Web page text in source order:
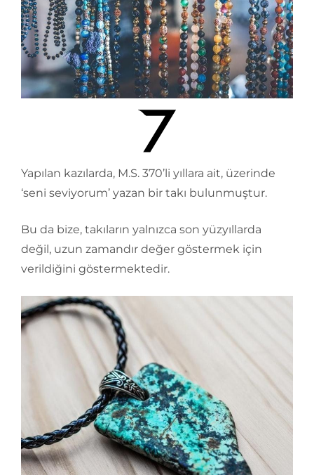
Yapılan kazılarda, M.S. 370’li yıllara ait, üzerinde
‘seni seviyorum’ yazan bir takı bulunmuştur.
Bu da bize, takıların yalnızca son yüzyıllarda
değil, uzun zamandır değer göstermek için
verildiğini göstermektedir.